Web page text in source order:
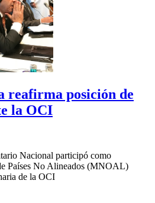
reafirma posición de
la OCI
Nacional participó como
Países No Alineados (MNOAL)
de la OCI